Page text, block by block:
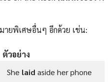
ายพิเศษอื่นๆ อีกด้วย เช่น:
ตัวอย่าง
She laid aside her phone